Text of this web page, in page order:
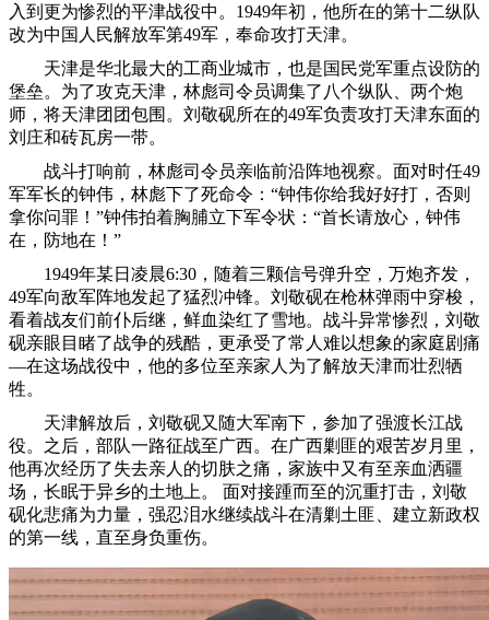
入到更为惨烈的平津战役中。1949年初，他所在的第十二纵队
改为中国人民解放军第49军，奉命攻打天津。
天津是华北最大的工商业城市，也是国民党军重点设防的
堡垒。为了攻克天津，林彪司令员调集了八个纵队、两个炮
师，将天津团团包围。刘敬砚所在的49军负责攻打天津东面的
刘庄和砖瓦房一带。
战斗打响前，林彪司令员亲临前沿阵地视察。面对时任49
军军长的钟伟，林彪下了死命令：“钟伟你给我好好打，否则
拿你问罪！”钟伟拍着胸脯立下军令状：“首长请放心，钟伟
在，防地在！”
1949年某日凌晨6:30，随着三颗信号弹升空，万炮齐发，
49军向敌军阵地发起了猛烈冲锋。刘敬砚在枪林弹雨中穿梭，
看着战友们前仆后继，鲜血染红了雪地。战斗异常惨烈，刘敬
砚亲眼目睹了战争的残酷，更承受了常人难以想象的家庭剧痛
—在这场战役中，他的多位至亲家人为了解放天津而壮烈牺
牲。
天津解放后，刘敬砚又随大军南下，参加了强渡长江战
役。之后，部队一路征战至广西。在广西剿匪的艰苦岁月里，
他再次经历了失去亲人的切肤之痛，家族中又有至亲血洒疆
场，长眠于异乡的土地上。 面对接踵而至的沉重打击，刘敬
砚化悲痛为力量，强忍泪水继续战斗在清剿土匪、建立新政权
的第一线，直至身负重伤。